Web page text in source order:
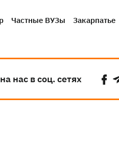
Частные ВУЗы Закарпатье
нас в соц. сетях